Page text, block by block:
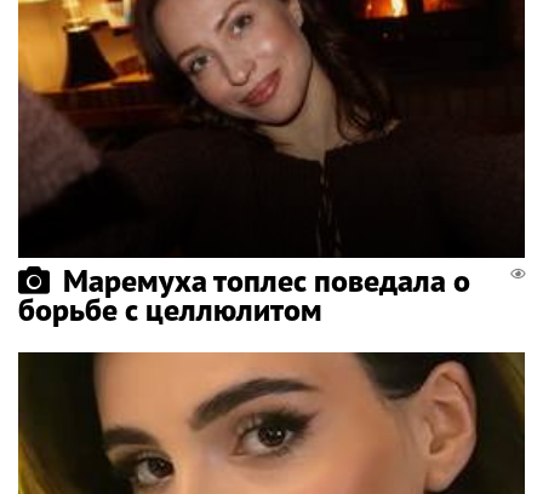
Маремуха топлес поведала о
борьбе с целлюлитом